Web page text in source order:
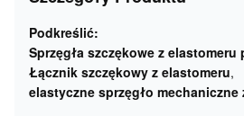
Podkreślić:
Sprzęgła szczękowe z
Łącznik szczękowy z elastomeru,
elastyczne sprzęgło